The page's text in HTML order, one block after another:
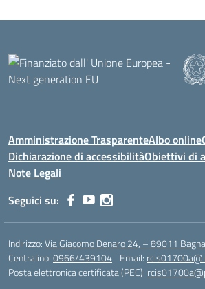
Amministrazione TrasparenteAlbo online
Dichiarazione di accessibilitàObiettivi di
Note Legali
Seguici su:
Indirizzo:Via Giacomo Denaro 24, – 89011
Centralino:0966/439104 Email:
Posta elettronica certificata (PEC):